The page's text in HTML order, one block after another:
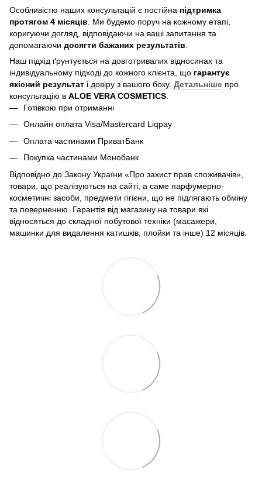
Особливістю наших консультацій є постійна підтримка
протягом 4 місяців . Ми будемо поруч на кожному етапі,
коригуючи догляд, відповідаючи на ваші запитання та
допомагаючи досягти бажаних результатів
Наш підхід ґрунтується на довготривалих відносинах та
індивідуальному підході до кожного клієнта, що гарантує
якісний результат і довіру з вашого боку. Детальніше про
консультацію в ALOE VERA COSMETICS
Готівкою при отриманні
Онлайн оплата Visa/Mastercard Liqpay
Оплата частинами ПриватБанк
Покупка частинами Монобанк
Відповідно до Закону України «Про захист прав споживачів»,
товари, що реалізуються на сайті, а саме парфумерно-
косметичні засоби, предмети гігієни, що не підлягають обміну
та поверненню. Гарантія від магазину на товари які
відносяться до складної побутової техніки (масажери,
машинки для видалення катишків, плойки та інше) 12 місяців.